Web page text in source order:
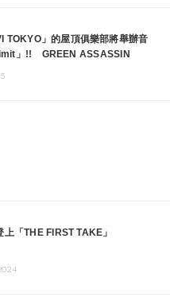
TOKYO」的屋頂俱樂部將舉辦音
」!! GREEN ASSASSIN
「THE FIRST TAKE」